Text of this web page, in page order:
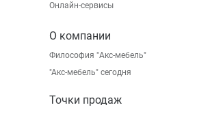
Онлайн-сервисы
О компании
Философия "Акс-мебель"
"Aкс-мебель" сегодня
Точки продаж